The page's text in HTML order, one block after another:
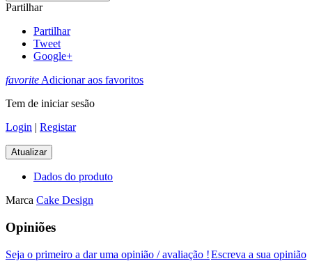
Partilhar
Partilhar
Tweet
Google+
favoriteAdicionar aos favoritos
Tem de iniciar sesão
Login | Registar
Dados do produto
Marca Cake Design
Opiniões
Escreva a sua opinião
Seja o primeiro a dar uma opinião / avaliação !